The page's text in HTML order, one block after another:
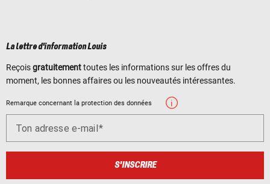
La lettre d'information Louis
Reçoisgratuitementtoutes les informations sur les offres du
moment, les bonnes affaires ou les nouveautés intéressantes.
Remarque concernant la protection des données
Ton adresse e-mail
S'INSCRIRE